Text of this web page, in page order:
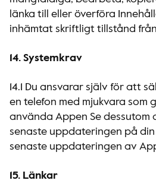
länka till eller överföra
inhämtat skriftligt tillstånd från
14. Systemkrav
14.1 Du ansvarar själv för att
en telefon med mjukvara som
använda Appen Se
senaste uppdateringen på
senaste uppdateringen av
15. Länkar